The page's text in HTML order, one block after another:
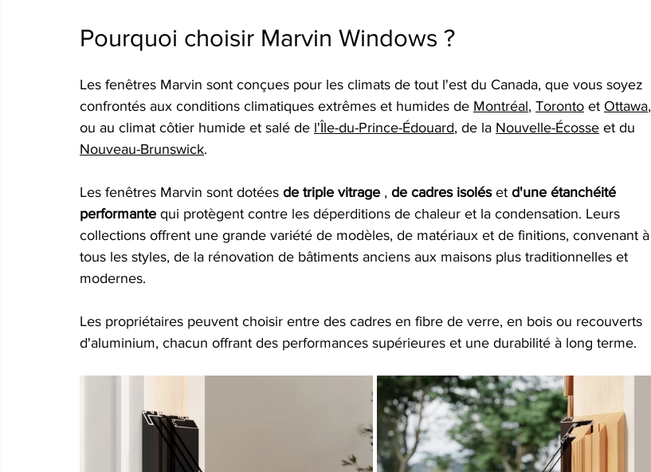
Pourquoi choisir Marvin Windows ?
Les fenêtres Marvin sont conçues pour les climats de tout l'est du Canada, que vous soyez
confrontés aux conditions climatiques extrêmes et humides de Montréal, Toronto et Ottawa,
ou au climat côtier humide et salé de l'Île-du-Prince-Édouard, de la Nouvelle-Écosse et du
Nouveau-Brunswick.
Les fenêtres Marvin sont dotées de triple vitrage , de cadres isolés et d'une étanchéité
performante qui protègent contre les déperditions de chaleur et la condensation. Leurs
collections offrent une grande variété de modèles, de matériaux et de finitions, convenant à
tous les styles, de la rénovation de bâtiments anciens aux maisons plus traditionnelles et
modernes.
Les propriétaires peuvent choisir entre des cadres en fibre de verre, en bois ou recouverts
d'aluminium, chacun offrant des performances supérieures et une durabilité à long terme.